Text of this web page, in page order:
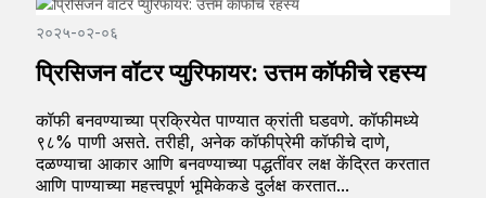
२०२५-०२-०६
प्रिसिजन वॉटर प्युरिफायर: उत्तम कॉफीचे रहस्य
कॉफी बनवण्याच्या प्रक्रियेत पाण्यात क्रांती घडवणे. कॉफीमध्ये
९८% पाणी असते. तरीही, अनेक कॉफीप्रेमी कॉफीचे दाणे,
दळण्याचा आकार आणि बनवण्याच्या पद्धतींवर लक्ष केंद्रित करतात
आणि पाण्याच्या महत्त्वपूर्ण भूमिकेकडे दुर्लक्ष करतात...